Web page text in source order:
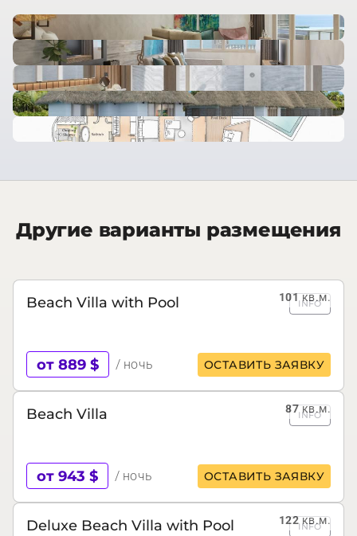
Другие варианты размещения
101кв.м.
Beach Villa with Pool INFO
от 889 $ / ночь ОСТАВИТЬ ЗАЯВКУ
87кв.м.
Beach Villa INFO
от 943 $ / ночь ОСТАВИТЬ ЗАЯВКУ
122кв.м.
Deluxe Beach Villa with Pool INFO